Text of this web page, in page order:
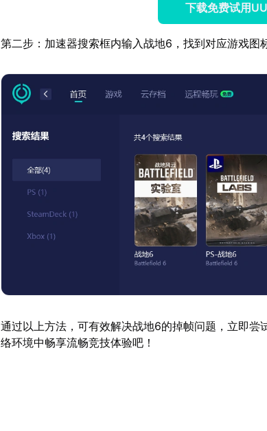
下载免费试用UU
第二步：加速器搜索框内输入战地6，找到对应游戏图
通过以上方法，可有效解决战地6的掉帧问题，立即尝
络环境中畅享流畅竞技体验吧！